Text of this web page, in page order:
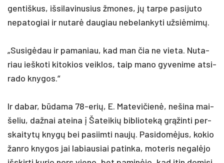
gen­tiš­kus, iš­si­la­vi­nu­sius žmo­nes, jų tar­pe pa­si­ju­to
ne­pa­to­giai ir nu­tarė dau­giau ne­be­lan­ky­ti už­siė­mimų.
„Su­sigė­dau ir pa­ma­niau, kad man čia ne vie­ta. Nu­ta­
riau ieš­ko­ti ki­to­kios veik­los, taip ma­no gy­ve­ni­me at­si­
ra­do kny­gos.“
Ir da­bar, būda­ma 78-erių, E. Ma­te­vi­čienė, ne­ši­na mai­
še­liu, daž­nai atei­na į Ša­tei­kių bib­lio­teką grąžin­ti per­
skai­tytų knygų bei pa­siim­ti naujų. Pa­si­domė­jus, ko­kio
žan­ro kny­gos jai la­biau­siai pa­tin­ka, mo­te­ris ne­galė­jo